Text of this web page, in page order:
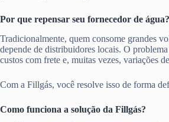
Por que repensar seu fornecedor de água?
Tradicionalmente, quem consome grandes
depende de distribuidores locais. O
custos com frete e, muitas vezes, variações
Com a Fillgás, você resolve isso de forma
Como funciona a solução da Fillgás?